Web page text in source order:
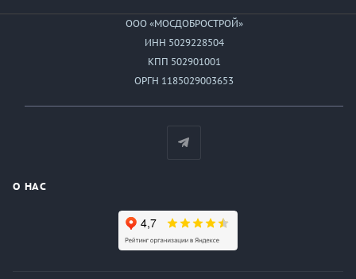
ООО «МОСДОБРОСТРОЙ»
ИНН 5029228504
КПП 502901001
ОРГН 1185029003653
О НАС